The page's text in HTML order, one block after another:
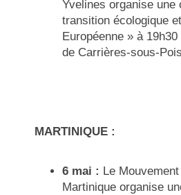
Yvelines organise une
transition écologique
Européenne » à
de Carrières-sous-
MARTINIQUE :
6 mai : Le
Martinique organise